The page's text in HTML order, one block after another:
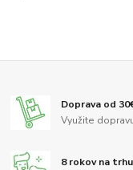
Doprava od
Využite
8 rokov na trhu